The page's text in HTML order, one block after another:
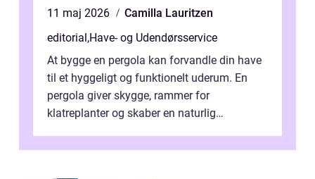
11 maj 2026
Camilla Lauritzen
editorial ,Have- og Udendørsservice
At bygge en pergola kan forvandle din have
til et hyggeligt og funktionelt uderum. En
pergola giver skygge, rammer for
klatreplanter og skaber en naturlig
d...